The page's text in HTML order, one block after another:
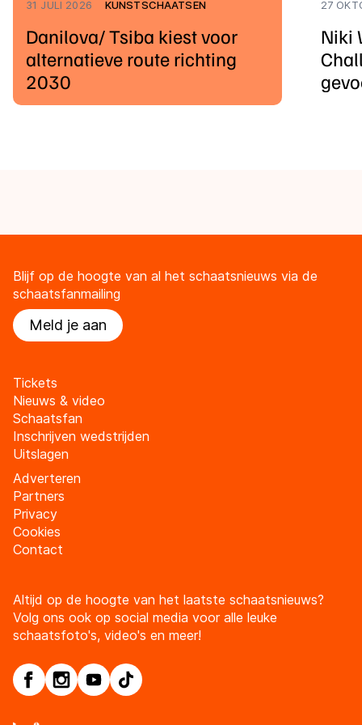
31 JULI 2026 KUNSTSCHAATSEN
Danilova/ Tsiba kiest voor
alternatieve route richting
2030
27
Niki
Blijf op de hoogte van al het schaatsnieuws via de
schaatsfanmailing
Meld je aan
Tickets
Nieuws & video
Schaatsfan
Inschrijven wedstrijden
Uitslagen
Adverteren
Partners
Privacy
Cookies
Contact
Altijd op de hoogte van het laatste schaatsnieuws?
Volg ons ook op social media voor alle leuke
schaatsfoto's, video's en meer!